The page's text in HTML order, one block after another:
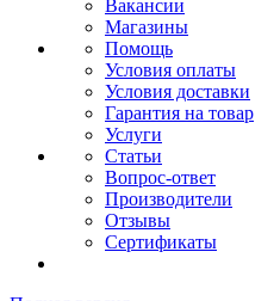
Вакансии
Магазины
Помощь
Условия оплаты
Условия доставки
Гарантия на товар
Услуги
Статьи
Вопрос-ответ
Производители
Отзывы
Сертификаты